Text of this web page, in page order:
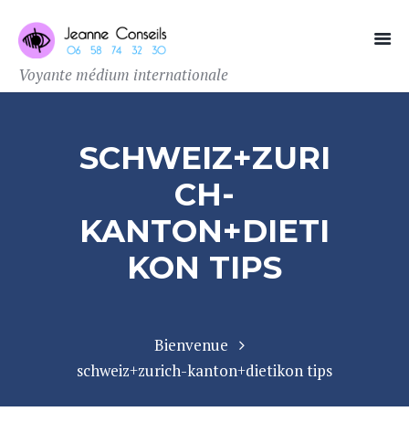
Voyante médium internationale
SCHWEIZ+ZURI
CH-
KANTON+DIETI
KON TIPS
Bienvenue
schweiz+zurich-kanton+dietikon tips